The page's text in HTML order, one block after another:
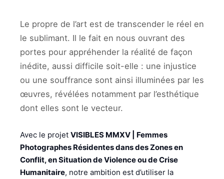
Le propre de l’art est de transcender le réel en
le sublimant. Il le fait en nous ouvrant des
portes pour appréhender la réalité de façon
inédite, aussi difficile soit-elle : une injustice
ou une souffrance sont ainsi illuminées par les
œuvres, révélées notamment par l’esthétique
dont elles sont le vecteur.
Avec le projet VISIBLES MMXV | Femmes
Photographes Résidentes dans des Zones en
Conflit, en Situation de Violence ou de Crise
Humanitaire, notre ambition est d’utiliser la